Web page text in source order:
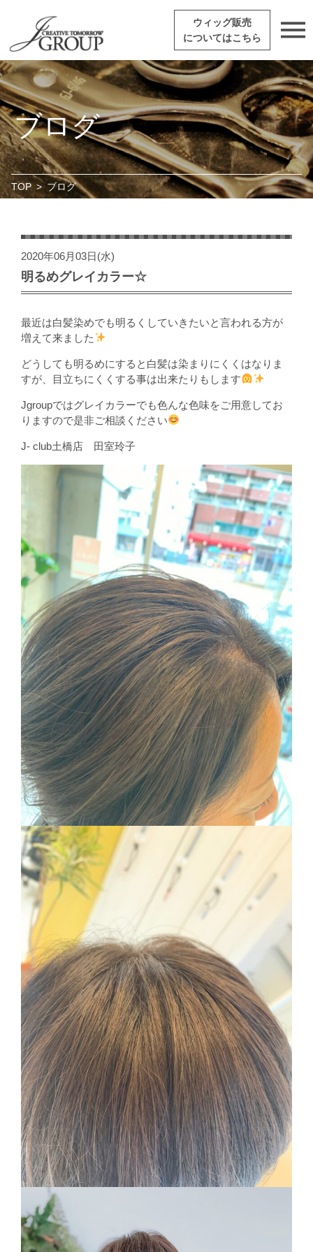
ウィッグ販売
についてはこちら
ブログ
TOP > ブログ
2020年06月03日(水)
明るめグレイカラー☆
最近は白髪染めでも明るくしていきたいと言われる方が
増えて来ました
どうしても明るめにすると白髪は染まりにくくはなりま
すが、目立ちにくくする事は出来たりもします
Jgroupではグレイカラーでも色んな色味をご用意してお
りますので是非ご相談ください
J- club土橋店 田室玲子